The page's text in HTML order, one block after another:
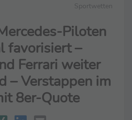
Sportwetten
Piloten
favorisiert –
Ferrari weiter
– Verstappen im
8er-Quote